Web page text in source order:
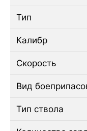
Тип
Калибр
Скорость
Вид
Тип ствола